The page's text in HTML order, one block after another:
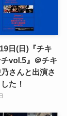
日(日)『チキ
vol.5』＠チキ
さんと出演さ
た！